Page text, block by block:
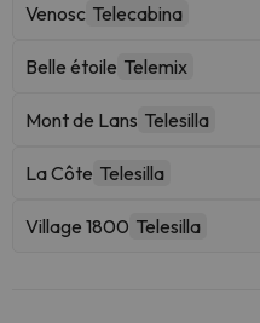
Venosc Telecabina
Belle étoile Telemix
Mont de Lans Telesilla
La Côte Telesilla
Village 1800 Telesilla